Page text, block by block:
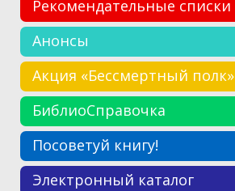
Рекомендательные списки
Анонсы
Акция «Бессмертный полк»
БиблиоСправочка
Посоветуй книгу!
Электронный каталог